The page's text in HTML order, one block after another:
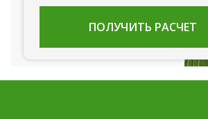
ПОЛУЧИТЬ РАСЧЕТ